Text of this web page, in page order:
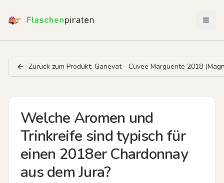
Zurück zum Produkt: Ganevat - Cuvee Marguerite 2018
Welche Aromen und
Trinkreife sind typisch für
einen 2018er Chardonnay
aus dem Jura?